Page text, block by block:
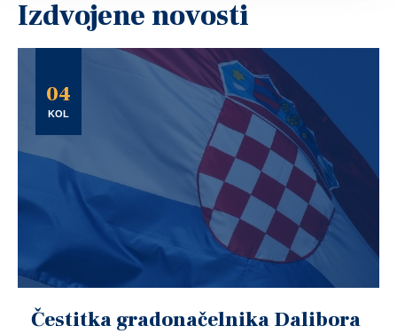
Izdvojene novosti
04
KOL
Čestitka gradonačelnika Dalibora